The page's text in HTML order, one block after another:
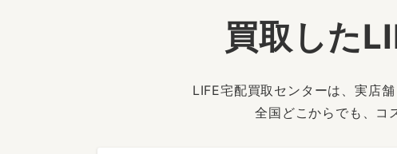
買取した
LIFE宅配買取センターは、実店
全国どこからでも、コ